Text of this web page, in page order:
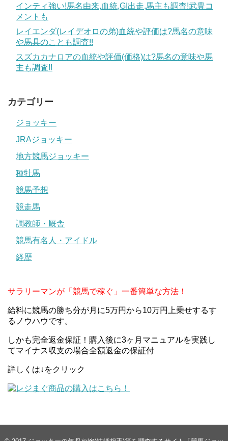
イヤーや、その2着馬ジャンダルムなどダノンプレミアムの
ライバルとなる馬に事欠きません。
特にワグネリアンは弥生賞でダノンプレミアムに負けるま
で無敗で進んできており、その末脚は世代屈指といえるの
で、日本ダービーを目指す上で1番のライバルといって良い
でしょう。
引用元：netkeiba.com
ワグネリアン鞍上の福永祐一騎手はG1勝利数も多いです
が、日本ダービーはこれまで有力馬で挑んだことはあるも
のの未勝利で、今回こそは悲願のダービー制覇を果たした
いと考えているはずです。それに対して、ダノンプレミア
ムの川田将雅騎手はすでに1度ダービーを勝利したことがあ
り、必要以上に気負うことなく騎乗出来そうな点が強みと
インティ強い!馬名由来,血統,GI出走,馬主も調査!武豊コ
メントも
レイエンダ(レイデオロの弟)血統や評価は?馬名の意味
や馬具のことも調査!!
スズカカナロアの血統や評価(価格)は?馬名の意味や馬
主も調査!!
カテゴリー
ジョッキー
JRAジョッキー
地方競馬ジョッキー
種牡馬
競馬予想
競走馬
調教師・厩舎
競馬有名人・アイドル
経歴
サラリーマンが「競馬で稼ぐ」一番簡単な方法！
給料に競馬の勝ち分が月に5万円から10万円上乗せするす
るノウハウです。
しかも完全返金保証！購入後に3ヶ月マニュアルを実践し
てマイナス収支の場合全額返金の保証付
詳しくは↓をクリック